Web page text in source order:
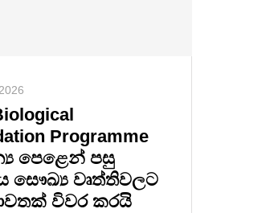
Programme
පෙළෙන් පසු
සෞඛ්‍ය වෘත්තිවලට
විවර කරයි